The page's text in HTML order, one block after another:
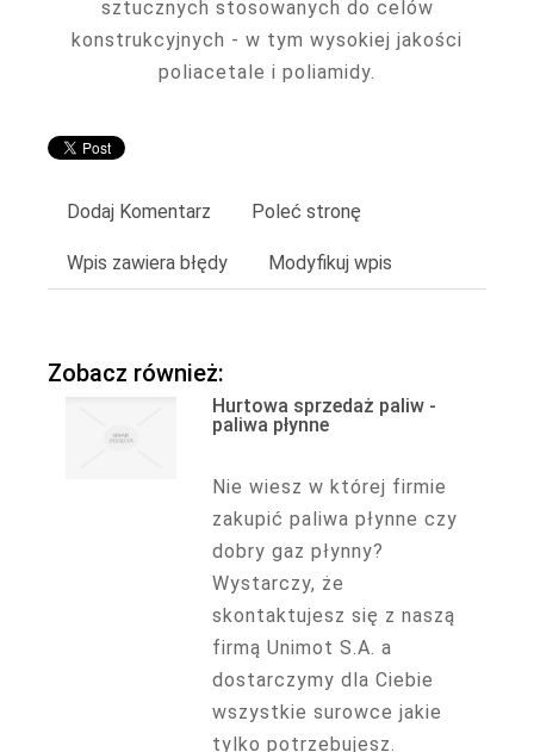
sztucznych stosowanych do celów
konstrukcyjnych - w tym wysokiej jakości
poliacetale i poliamidy.
Dodaj Komentarz Poleć stronę
Wpis zawiera błędy Modyfikuj wpis
Zobacz również:
Hurtowa sprzedaż paliw -
paliwa płynne
Nie wiesz w której firmie
zakupić paliwa płynne czy
dobry gaz płynny?
Wystarczy, że
skontaktujesz się z naszą
firmą Unimot S.A. a
dostarczymy dla Ciebie
wszystkie surowce jakie
tylko potrzebujesz.